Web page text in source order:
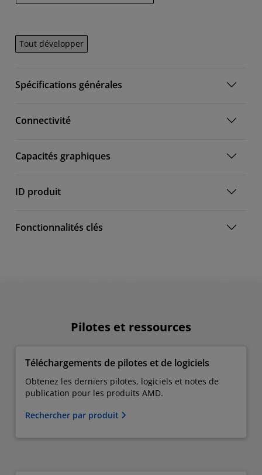
Tout développer
Spécifications générales
Connectivité
Capacités graphiques
ID produit
Fonctionnalités clés
Pilotes et ressources
Téléchargements de pilotes et de logiciels
Obtenez les derniers pilotes, logiciels et notes de
publication pour les produits AMD.
Rechercher par produit